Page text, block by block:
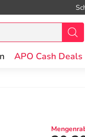
APO Cash Deals